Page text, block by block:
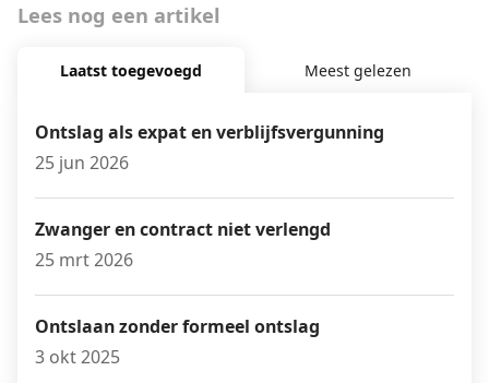
Lees nog een artikel
Laatst toegevoegd Meest gelezen
Ontslag als expat en verblijfsvergunning
25 jun 2026
Zwanger en contract niet verlengd
25 mrt 2026
Ontslaan zonder formeel ontslag
3 okt 2025